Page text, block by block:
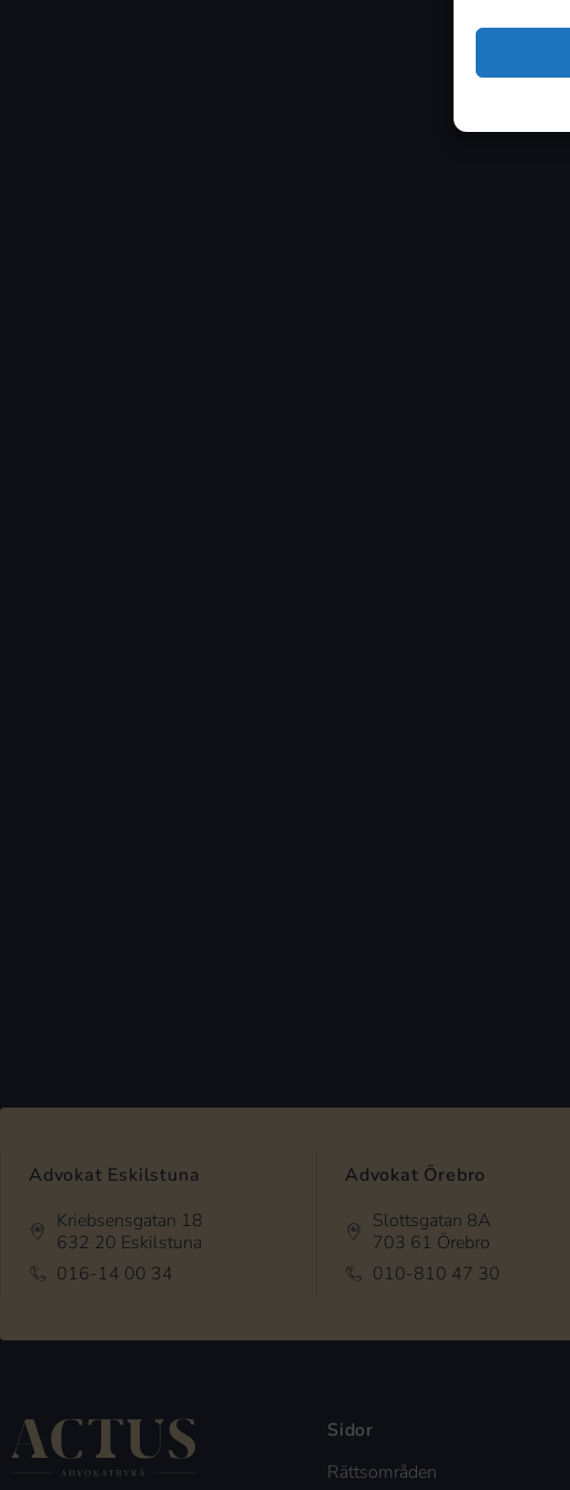
Advokat Eskilstuna
Kriebsensgatan 18
632 20 Eskilstuna
016-14 00 34
Advokat Örebro
Slottsgatan 8A
703 61 Örebro
010-810 47 30
Sidor
Rättsområden